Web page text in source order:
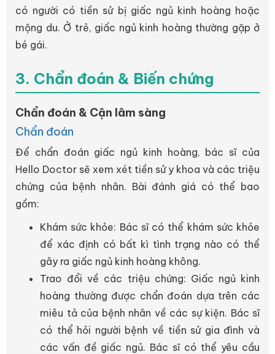
có người có tiền sử bị giấc ngủ kinh hoàng hoặc
mộng du. Ở trẻ, giấc ngủ kinh hoàng thường gặp ở
bé gái.
3. Chẩn đoán & Biến chứng
Chẩn đoán & Cận lâm sàng
Chẩn đoán
Để chẩn đoán giấc ngủ kinh hoàng, bác sĩ của
Hello Doctor sẽ xem xét tiền sử y khoa và các triệu
chứng của bệnh nhân. Bài đánh giá có thể bao
gồm:
Khám sức khỏe: Bác sĩ có thể khám sức khỏe
để xác định có bất kì tình trạng nào có thể
gây ra giấc ngủ kinh hoàng không.
Trao đổi về các triệu chứng: Giấc ngủ kinh
hoàng thường được chẩn đoán dựa trên các
miêu tả của bệnh nhân về các sự kiện. Bác sĩ
có thể hỏi người bệnh về tiền sử gia đình và
các vấn đề giấc ngủ. Bác sĩ có thể yêu cầu